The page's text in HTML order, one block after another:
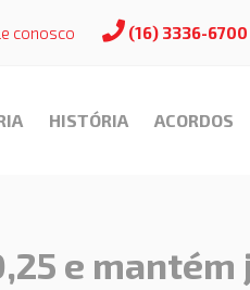
conosco (16) 3336-6700
HISTÓRIA ACORDOS
e mantém